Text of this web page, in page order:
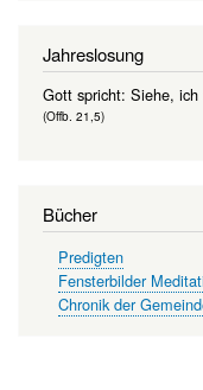
Jahreslosung
Gott spricht: Siehe,
(Offb. 21,5)
Bücher
Predigten
Fensterbilder
Chronik der